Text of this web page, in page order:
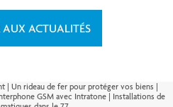
AUX ACTUALITÉS
Un rideau de fer pour protéger vos biens
GSM avec Intratone
Installations de